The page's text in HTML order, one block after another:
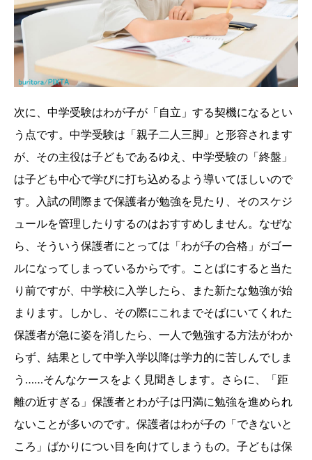
次に、中学受験はわが子が「自立」する契機になるとい
う点です。中学受験は「親子二人三脚」と形容されます
が、その主役は子どもであるゆえ、中学受験の「終盤」
は子ども中心で学びに打ち込めるよう導いてほしいので
す。入試の間際まで保護者が勉強を見たり、そのスケジ
ュールを管理したりするのはおすすめしません。なぜな
ら、そういう保護者にとっては「わが子の合格」がゴー
ルになってしまっているからです。ことばにすると当た
り前ですが、中学校に入学したら、また新たな勉強が始
まります。しかし、その際にこれまでそばにいてくれた
保護者が急に姿を消したら、一人で勉強する方法がわか
らず、結果として中学入学以降は学力的に苦しんでしま
う……そんなケースをよく見聞きします。さらに、「距
離の近すぎる」保護者とわが子は円満に勉強を進められ
ないことが多いのです。保護者はわが子の「できないと
ころ」ばかりについ目を向けてしまうもの。子どもは保